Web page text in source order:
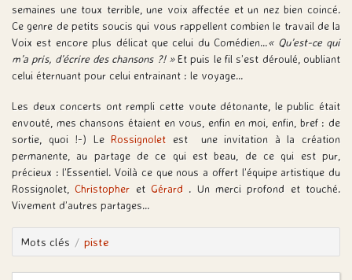
semaines une toux terrible, une voix affectée et un nez bien coincé.
Ce genre de petits soucis qui vous rappellent combien le travail de la
Voix est encore plus délicat que celui du Comédien…« Qu’est-ce qui
m’a pris, d’écrire des chansons ?! »Et puis le fil s’est déroulé, oubliant
celui éternuant pour celui entrainant : le voyage…
Les deux concerts ont rempli cette voute détonante, le public était
envouté, mes chansons étaient en vous, enfin en moi, enfin, bref : de
sortie, quoi !-) LeRossignolet est une invitation à la création
permanente, au partage de ce qui est beau, de ce qui est pur,
précieux : l’Essentiel. Voilà ce que nous a offert l’équipe artistique du
Rossignolet,Christopher etGérard . Un merci profond et touché.
Vivement d’autres partages…
Mots clés piste